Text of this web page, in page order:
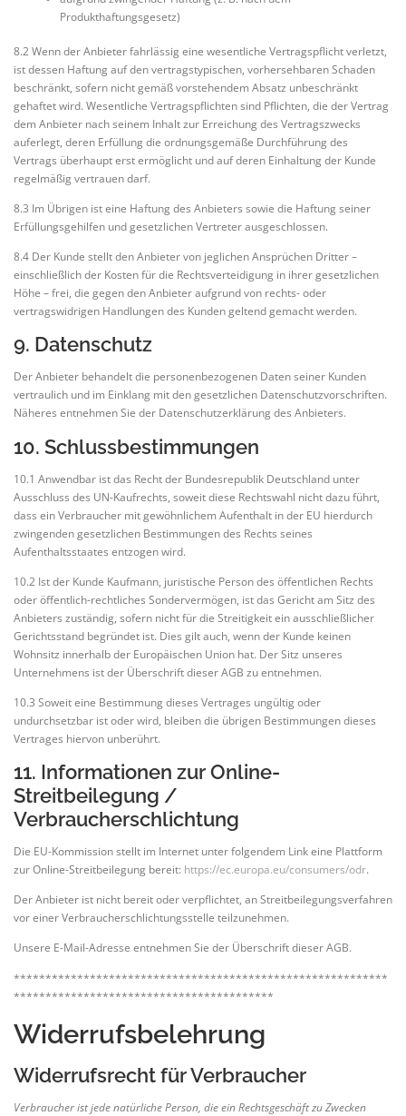
Produkthaftungsgesetz)
8.2 Wenn der Anbieter fahrlässig eine wesentliche Vertragspflicht verletzt,
ist dessen Haftung auf den vertragstypischen, vorhersehbaren Schaden
beschränkt, sofern nicht gemäß vorstehendem Absatz unbeschränkt
gehaftet wird. Wesentliche Vertragspflichten sind Pflichten, die der Vertrag
dem Anbieter nach seinem Inhalt zur Erreichung des Vertragszwecks
auferlegt, deren Erfüllung die ordnungsgemäße Durchführung des
Vertrags überhaupt erst ermöglicht und auf deren Einhaltung der Kunde
regelmäßig vertrauen darf.
8.3 Im Übrigen ist eine Haftung des Anbieters sowie die Haftung seiner
Erfüllungsgehilfen und gesetzlichen Vertreter ausgeschlossen.
8.4 Der Kunde stellt den Anbieter von jeglichen Ansprüchen Dritter –
einschließlich der Kosten für die Rechtsverteidigung in ihrer gesetzlichen
Höhe – frei, die gegen den Anbieter aufgrund von rechts- oder
vertragswidrigen Handlungen des Kunden geltend gemacht werden.
9. Datenschutz
Der Anbieter behandelt die personenbezogenen Daten seiner Kunden
vertraulich und im Einklang mit den gesetzlichen Datenschutzvorschriften.
Näheres entnehmen Sie der Datenschutzerklärung des Anbieters.
10. Schlussbestimmungen
10.1 Anwendbar ist das Recht der Bundesrepublik Deutschland unter
Ausschluss des UN-Kaufrechts, soweit diese Rechtswahl nicht dazu führt,
dass ein Verbraucher mit gewöhnlichem Aufenthalt in der EU hierdurch
zwingenden gesetzlichen Bestimmungen des Rechts seines
Aufenthaltsstaates entzogen wird.
10.2 Ist der Kunde Kaufmann, juristische Person des öffentlichen Rechts
oder öffentlich-rechtliches Sondervermögen, ist das Gericht am Sitz des
Anbieters zuständig, sofern nicht für die Streitigkeit ein ausschließlicher
Gerichtsstand begründet ist. Dies gilt auch, wenn der Kunde keinen
Wohnsitz innerhalb der Europäischen Union hat. Der Sitz unseres
Unternehmens ist der Überschrift dieser AGB zu entnehmen.
10.3 Soweit eine Bestimmung dieses Vertrages ungültig oder
undurchsetzbar ist oder wird, bleiben die übrigen Bestimmungen dieses
Vertrages hiervon unberührt.
11. Informationen zur Online-
Streitbeilegung /
Verbraucherschlichtung
Die EU-Kommission stellt im Internet unter folgendem Link eine Plattform
zur Online-Streitbeilegung bereit: https://ec.europa.eu/consumers/odr.
Der Anbieter ist nicht bereit oder verpflichtet, an Streitbeilegungsverfahren
vor einer Verbraucherschlichtungsstelle teilzunehmen.
Unsere E-Mail-Adresse entnehmen Sie der Überschrift dieser AGB.
***********************************************************
*****************************************
Widerrufsbelehrung
Widerrufsrecht für Verbraucher
Verbraucher ist jede natürliche Person, die ein Rechtsgeschäft zu Zwecken